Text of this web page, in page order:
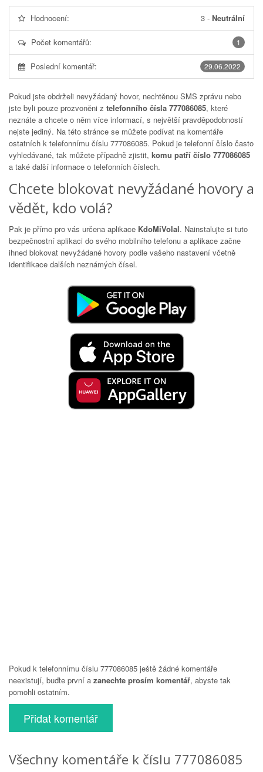
Hodnocení: 3 - Neutrální
1
Počet komentářů:
29.06.2022
Poslední komentář:
Pokud jste obdrželi nevyžádaný hovor, nechtěnou SMS zprávu nebo
jste byli pouze prozvoněni z telefonního čísla 777086085, které
neznáte a chcete o něm více informací, s největší pravděpodobností
nejste jediný. Na této stránce se můžete podívat na komentáře
ostatních k telefonnímu číslu 777086085. Pokud je telefonní číslo často
vyhledávané, tak můžete případně zjistit, komu patří číslo 777086085
a také další informace o telefonních číslech.
Chcete blokovat nevyžádané hovory a
vědět, kdo volá?
Pak je přímo pro vás určena aplikace KdoMiVolal. Nainstalujte si tuto
bezpečnostní aplikaci do svého mobilního telefonu a aplikace začne
ihned blokovat nevyžádané hovory podle vašeho nastavení včetně
identifikace dalších neznámých čísel.
Pokud k telefonnímu číslu 777086085 ještě žádné komentáře
neexistují, buďte první a zanechte prosím komentář, abyste tak
pomohli ostatním.
Přidat komentář
Všechny komentáře k číslu 777086085